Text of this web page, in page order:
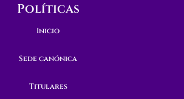
Políticas
Inicio
Sede canónica
Titulares